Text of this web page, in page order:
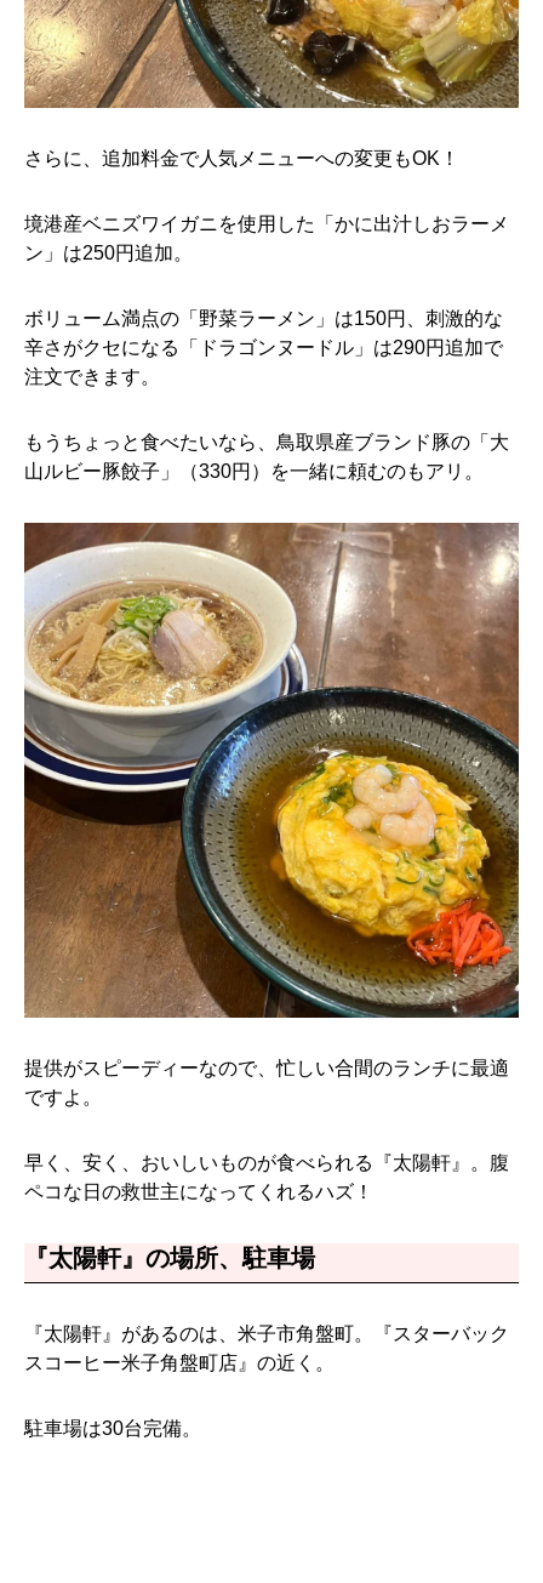
さらに、追加料金で人気メニューへの変更もOK！
境港産ベニズワイガニを使用した「かに出汁しおラーメ
ン」は250円追加。
ボリューム満点の「野菜ラーメン」は150円、刺激的な
辛さがクセになる「ドラゴンヌードル」は290円追加で
注文できます。
もうちょっと食べたいなら、鳥取県産ブランド豚の「大
山ルビー豚餃子」（330円）を一緒に頼むのもアリ。
提供がスピーディーなので、忙しい合間のランチに最適
ですよ。
早く、安く、おいしいものが食べられる『太陽軒』。腹
ペコな日の救世主になってくれるハズ！
『太陽軒』の場所、駐車場
『太陽軒』があるのは、米子市角盤町。『スターバック
スコーヒー米子角盤町店』の近く。
駐車場は30台完備。